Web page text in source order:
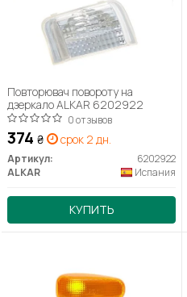
Повторювач повороту на
дзеркало ALKAR 6202922
0 отзывов
374 ₴ срок 2 дн.
Артикул:
6202922
ALKAR
Испания
КУПИТЬ